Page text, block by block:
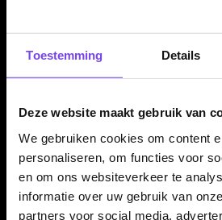
Toestemming Details
Deze website maakt gebruik van
We gebruiken cookies om content
personaliseren, om functies voor
en om ons websiteverkeer te
informatie over uw gebruik van
partners voor social media,
De Bull's Kim Huybrechts 90% E2 Full
geleverd als complete set van drie
spelen met een complete Hurricane
Kenmerken van de Bull's Kim
Black Dartpijlen